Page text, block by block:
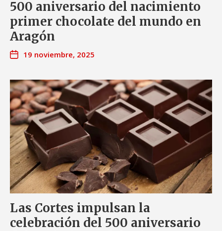
500 aniversario del nacimiento
primer chocolate del mundo en
Aragón
19 noviembre, 2025
Las Cortes impulsan la
celebración del 500 aniversario